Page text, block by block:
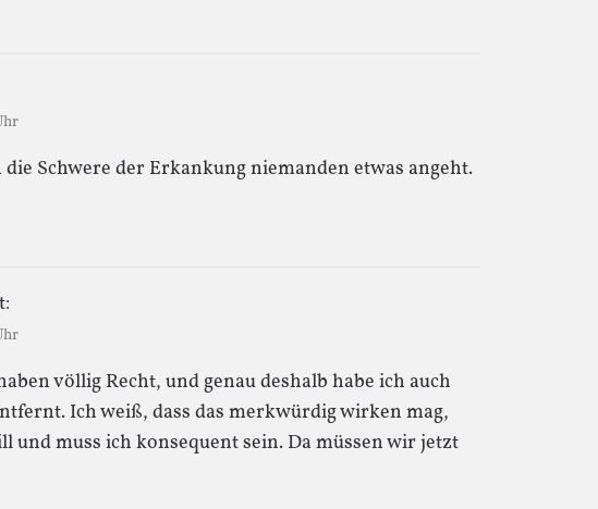
Schwere der Erkankung niemanden etwas angeht.
völlig Recht, und genau deshalb habe ich auch
Ich weiß, dass das merkwürdig wirken mag,
und muss ich konsequent sein. Da müssen wir jetzt